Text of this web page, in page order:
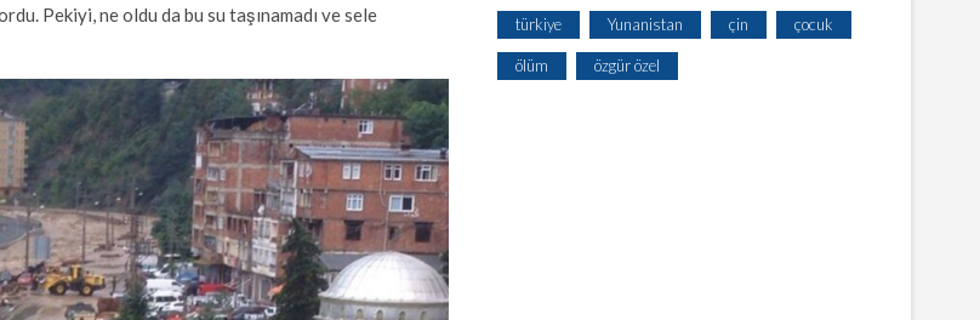
Pekiyi, ne oldu da bu su taşınamadı ve sele
türkiye Yunanistan çin çocuk
ölüm özgür özel